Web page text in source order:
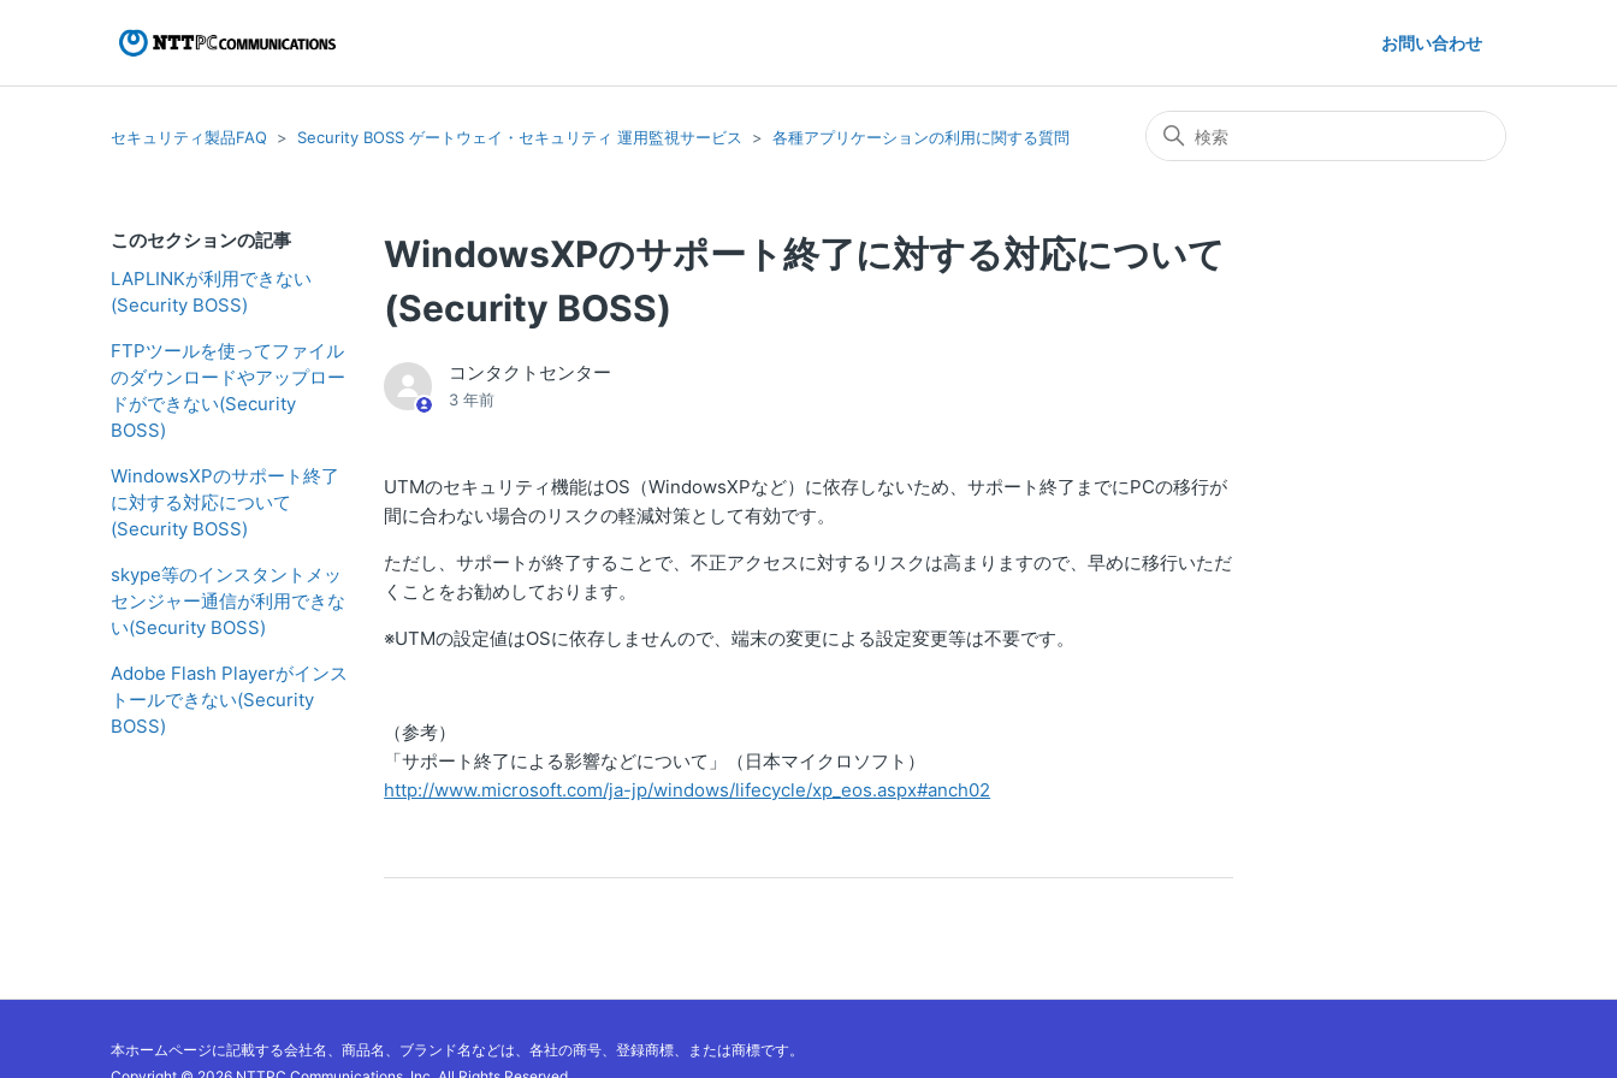
お問い合わせ
セキュリティ製品FAQ Security BOSS ゲートウェイ・セキュリティ 運用監視サービス 各種アプリケーションの利用に関する質問
このセクションの記事
LAPLINKが利用できない
(Security BOSS)
FTPツールを使ってファイル
のダウンロードやアップロー
ドができない(Security
BOSS)
WindowsXPのサポート終了
に対する対応について
(Security BOSS)
skype等のインスタントメッ
センジャー通信が利用できな
い(Security BOSS)
Adobe Flash Playerがインス
トールできない(Security
BOSS)
WindowsXPのサポート終了に対する対応について
(Security BOSS)
コンタクトセンター
3 年前
UTMのセキュリティ機能はOS（WindowsXPなど）に依存しないため、サポート終了までにPCの移行が
間に合わない場合のリスクの軽減対策として有効です。
ただし、サポートが終了することで、不正アクセスに対するリスクは高まりますので、早めに移行いただ
くことをお勧めしております。
※UTMの設定値はOSに依存しませんので、端末の変更による設定変更等は不要です。
（参考）
「サポート終了による影響などについて」（日本マイクロソフト）
http://www.microsoft.com/ja-jp/windows/lifecycle/xp_eos.aspx#anch02
本ホームページに記載する会社名、商品名、ブランド名などは、各社の商号、登録商標、または商標です。